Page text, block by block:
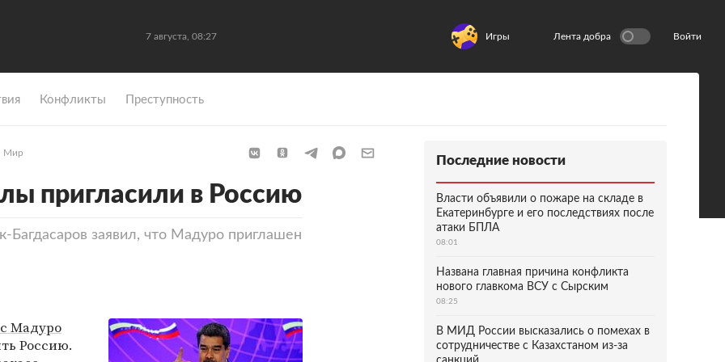
7 августа, 08:27 Игры Лента добра Войти
Конфликты Преступность
Мир
пригласили в Россию
заявил, что Мадуро приглашен
Мадуро
Россию.
Последние новости
Власти объявили о пожаре на складе в
Екатеринбурге и его последствиях после
атаки БПЛА
08:01
Названа главная причина конфликта
нового главкома ВСУ с Сырским
08:25
В МИД России высказались о помехах в
сотрудничестве с Казахстаном из-за